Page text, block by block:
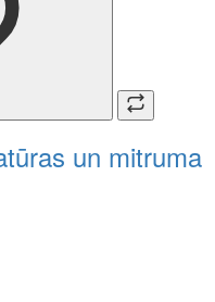
un mitruma